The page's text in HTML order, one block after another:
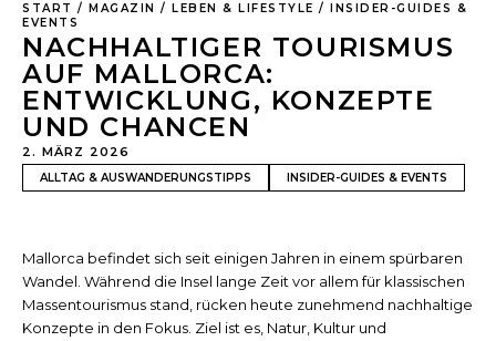
START / MAGAZIN / LEBEN & LIFESTYLE / INSIDER-GUIDES &
EVENTS
NACHHALTIGER TOURISMUS
AUF MALLORCA:
ENTWICKLUNG, KONZEPTE
UND CHANCEN
2. MÄRZ 2026
ALLTAG & AUSWANDERUNGSTIPPS INSIDER-GUIDES & EVENTS
Mallorca befindet sich seit einigen Jahren in einem spürbaren
Wandel. Während die Insel lange Zeit vor allem für klassischen
Massentourismus stand, rücken heute zunehmend nachhaltige
Konzepte in den Fokus. Ziel ist es, Natur, Kultur und